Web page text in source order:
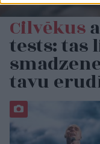
Cilvēkus
tests:
tavu